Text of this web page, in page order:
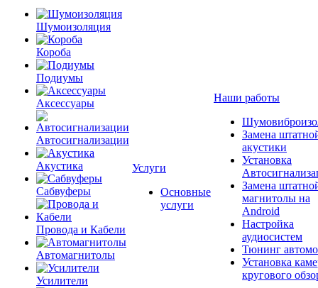
Шумоизоляция
Короба
Подиумы
Аксессуары
Автосигнализации
Акустика
Сабвуферы
Провода и Кабели
Автомагнитолы
Усилители
Услуги
Основные
услуги
Наши работы
Замена
акустики
Установка
Замена
магнитолы на
Android
Настройка
аудиосистем
Тюнинг
Установка
кругового